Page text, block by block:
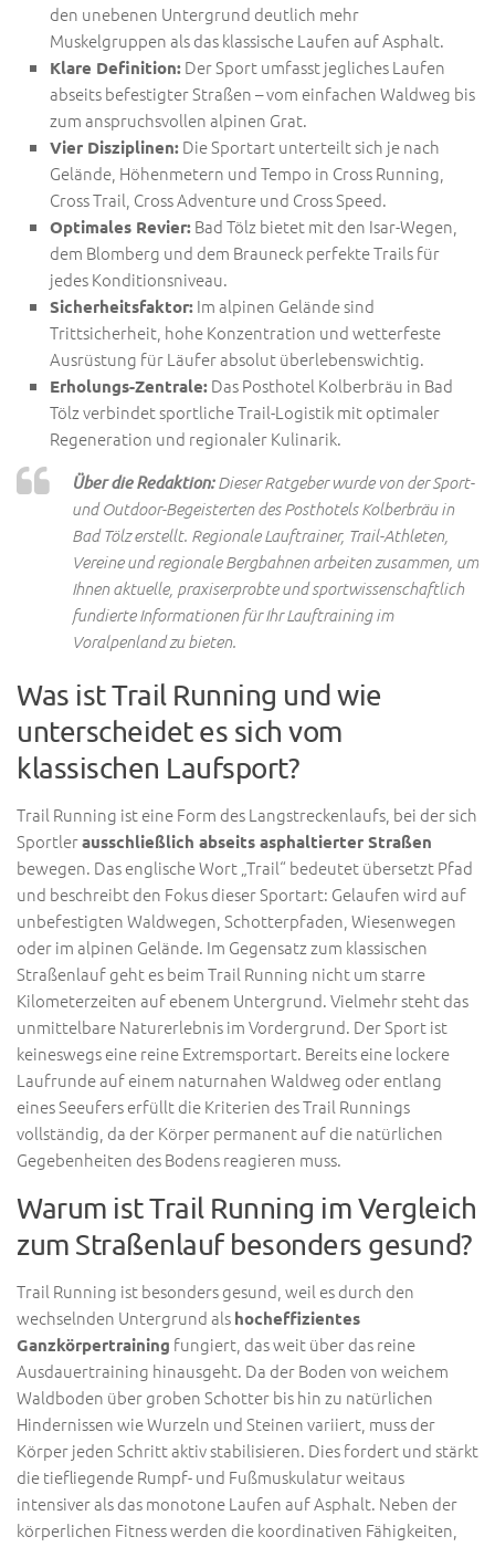
den unebenen Untergrund deutlich mehr
Muskelgruppen als das klassische Laufen auf Asphalt.
Klare Definition: Der Sport umfasst jegliches Laufen
abseits befestigter Straßen – vom einfachen Waldweg bis
zum anspruchsvollen alpinen Grat.
Vier Disziplinen: Die Sportart unterteilt sich je nach
Gelände, Höhenmetern und Tempo in Cross Running,
Cross Trail, Cross Adventure und Cross Speed.
Optimales Revier: Bad Tölz bietet mit den Isar-Wegen,
dem Blomberg und dem Brauneck perfekte Trails für
jedes Konditionsniveau.
Sicherheitsfaktor: Im alpinen Gelände sind
Trittsicherheit, hohe Konzentration und wetterfeste
Ausrüstung für Läufer absolut überlebenswichtig.
Erholungs-Zentrale: Das Posthotel Kolberbräu in Bad
Tölz verbindet sportliche Trail-Logistik mit optimaler
Regeneration und regionaler Kulinarik.
Über die Redaktion:Dieser Ratgeber wurde von der Sport-
und Outdoor-Begeisterten des Posthotels Kolberbräu in
Bad Tölz erstellt. Regionale Lauftrainer, Trail-Athleten,
Vereine und regionale Bergbahnen arbeiten zusammen, um
Ihnen aktuelle, praxiserprobte und sportwissenschaftlich
fundierte Informationen für Ihr Lauftraining im
Voralpenland zu bieten.
Was ist Trail Running und wie
unterscheidet es sich vom
klassischen Laufsport?
Trail Running ist eine Form des Langstreckenlaufs, bei der sich
Sportlerausschließlich abseits asphaltierter Straßen
bewegen. Das englische Wort „Trail“ bedeutet übersetzt Pfad
und beschreibt den Fokus dieser Sportart: Gelaufen wird auf
unbefestigten Waldwegen, Schotterpfaden, Wiesenwegen
oder im alpinen Gelände. Im Gegensatz zum klassischen
Straßenlauf geht es beim Trail Running nicht um starre
Kilometerzeiten auf ebenem Untergrund. Vielmehr steht das
unmittelbare Naturerlebnis im Vordergrund. Der Sport ist
keineswegs eine reine Extremsportart. Bereits eine lockere
Laufrunde auf einem naturnahen Waldweg oder entlang
eines Seeufers erfüllt die Kriterien des Trail Runnings
vollständig, da der Körper permanent auf die natürlichen
Gegebenheiten des Bodens reagieren muss.
Warum ist Trail Running im Vergleich
zum Straßenlauf besonders gesund?
Trail Running ist besonders gesund, weil es durch den
wechselnden Untergrund als hocheffizientes
Ganzkörpertraining fungiert, das weit über das reine
Ausdauertraining hinausgeht. Da der Boden von weichem
Waldboden über groben Schotter bis hin zu natürlichen
Hindernissen wie Wurzeln und Steinen variiert, muss der
Körper jeden Schritt aktiv stabilisieren. Dies fordert und stärkt
die tiefliegende Rumpf- und Fußmuskulatur weitaus
intensiver als das monotone Laufen auf Asphalt. Neben der
körperlichen Fitness werden die koordinativen Fähigkeiten,